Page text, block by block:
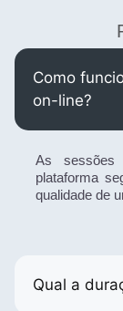
Como
on-line?
As
plataforma
qualidade de
Qual a